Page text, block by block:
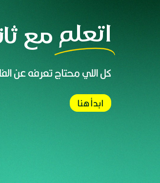
معاتعلم
كل اللي محتاج تعرفه عن
ابدأ هنا